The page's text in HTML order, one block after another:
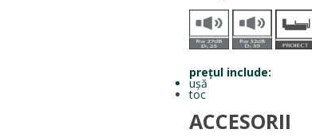
prețul include:
ușă
toc
ACCESORII